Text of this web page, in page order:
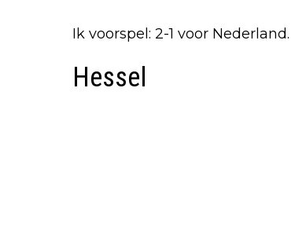
Ik voorspel: 2-1 voor Nederland.
Hessel